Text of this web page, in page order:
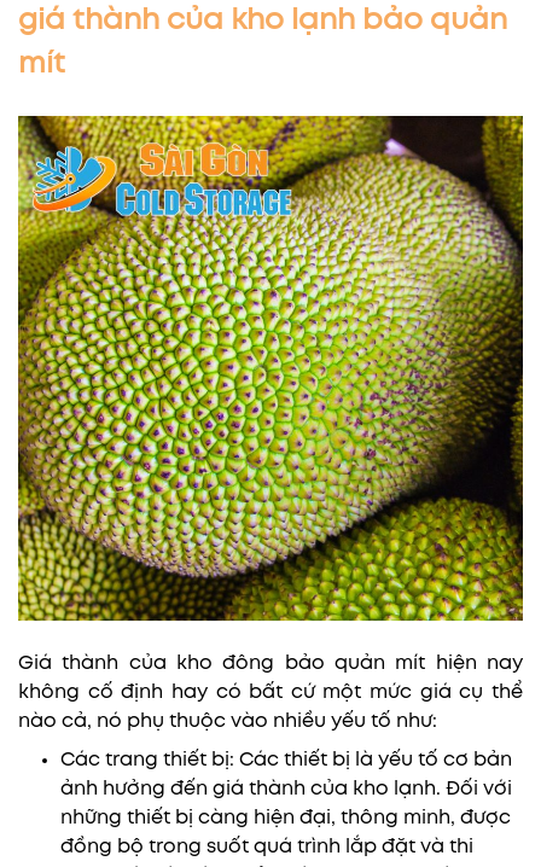
giá thành của kho lạnh bảo quản
mít
Giá thành của kho đông bảo quản mít hiện nay
không cố định hay có bất cứ một mức giá cụ thể
nào cả, nó phụ thuộc vào nhiều yếu tố như:
Các trang thiết bị: Các thiết bị là yếu tố cơ bản
ảnh hưởng đến giá thành của kho lạnh. Đối với
những thiết bị càng hiện đại, thông minh, được
đồng bộ trong suốt quá trình lắp đặt và thi